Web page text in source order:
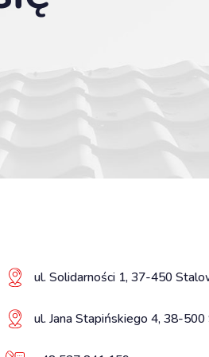
ul. Solidarności 1, 37-450
ul. Jana Stapińskiego 4, 38-500